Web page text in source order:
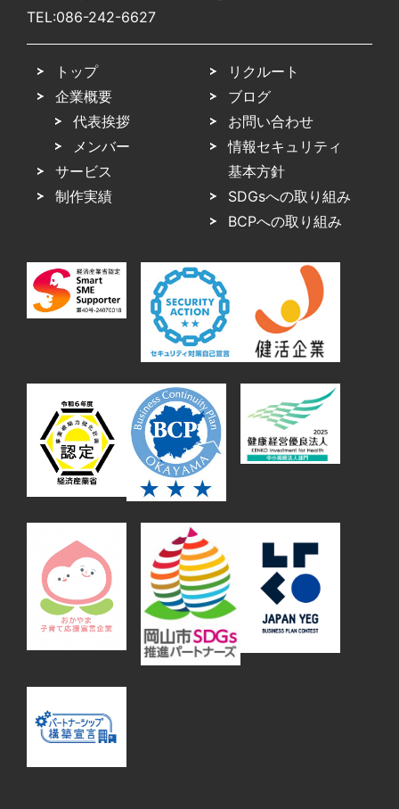
TEL:086-242-6627
トップ
企業概要
代表挨拶
メンバー
サービス
制作実績
リクルート
ブログ
お問い合わせ
情報セキュリティ
基本方針
SDGsへの取り組み
BCPへの取り組み